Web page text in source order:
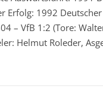
Erfolg: 1992
– VfB 1:2 (Tore:
Helmut Roleder,